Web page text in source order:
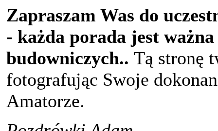
Zapraszam Was do
- każda porada jest
budowniczych.. Tą stronę
fotografując Swoje
Amatorze.